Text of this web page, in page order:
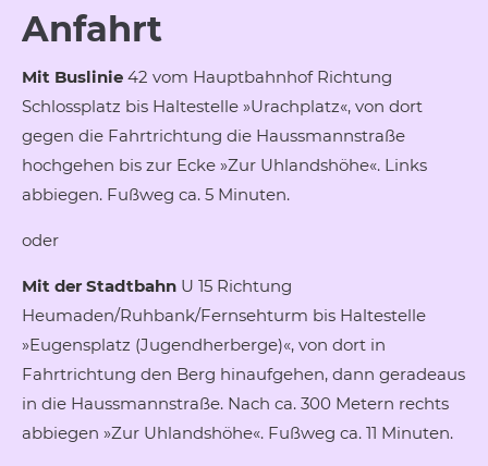
Anfahrt
Mit Buslinie 42 vom Hauptbahnhof Richtung
Schlossplatz bis Haltestelle »Urachplatz«, von dort
gegen die Fahrtrichtung die Haussmannstraße
hochgehen bis zur Ecke »Zur Uhlandshöhe«. Links
abbiegen. Fußweg ca. 5 Minuten.
oder
Mit der Stadtbahn U 15 Richtung
Heumaden/Ruhbank/Fernsehturm bis Haltestelle
»Eugensplatz (Jugendherberge)«, von dort in
Fahrtrichtung den Berg hinaufgehen, dann geradeaus
in die Haussmannstraße. Nach ca. 300 Metern rechts
abbiegen »Zur Uhlandshöhe«. Fußweg ca. 11 Minuten.